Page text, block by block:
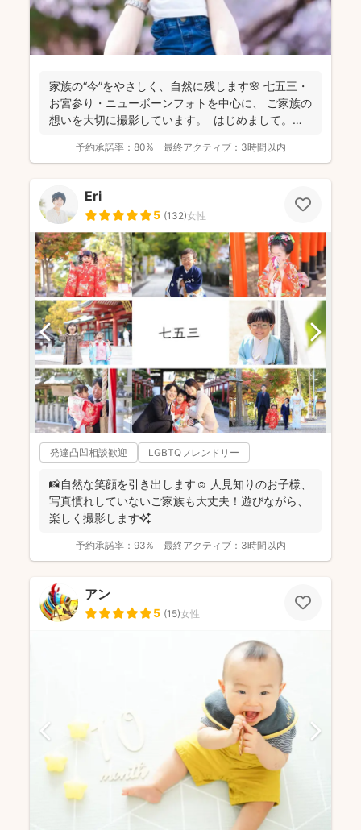
家族の“今”をやさしく、自然に残します🌸 七五三・
お宮参り・ニューボーンフォトを中心に、 ご家族の
想いを大切に撮影しています。 はじめまして。
予約承諾率： 80% 最終アクティブ： 3時間以内
Eri
5 (132)女性
発達凸凹相談歓迎 LGBTQフレンドリー
📸自然な笑顔を引き出します☺️ 人見知りのお子様、
写真慣れしていないご家族も大丈夫！遊びながら、
楽しく撮影します✨
予約承諾率： 93% 最終アクティブ： 3時間以内
アン
5 (15)女性